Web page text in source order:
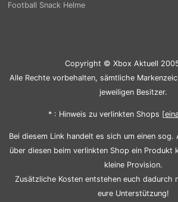
Football Snack Helme
Copyright © Xbox Aktuell
Alle Rechte vorbehalten, sämtliche
jeweiligen Besitzer.
* : Hinweis zu verlinkten Shops [ein
Bei diesem Link handelt es sich um einen
über diesen beim verlinkten Shop ein Produkt
kleine Provision.
Zusätzliche Kosten entstehen euch dadurch
eure Unterstützung!